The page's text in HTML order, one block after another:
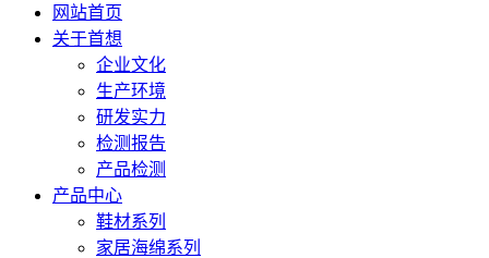
网站首页
关于首想
企业文化
生产环境
研发实力
检测报告
产品检测
产品中心
鞋材系列
家居海绵系列